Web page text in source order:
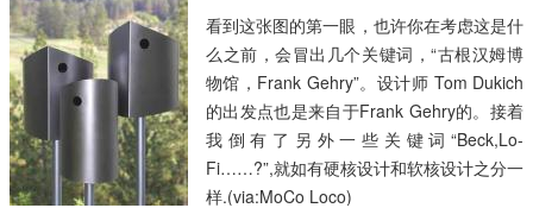
看到这张图的第一眼，也许你在考虑这是什
么之前，会冒出几个关键词，“古根汉姆博
物馆，Frank Gehry”。设计师 Tom Dukich
的出发点也是来自于Frank Gehry的。接着
我倒有了另外一些关键词“Beck,Lo-
Fi……?”,就如有硬核设计和软核设计之分一
样.(via:MoCo Loco)